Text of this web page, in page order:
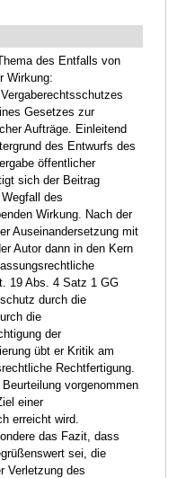
des Entfalls von
Wirkung:
Gesetzes zur
Aufträge. Einleitend
des Entwurfs des
öffentlicher
sich der Beitrag
des
Wirkung. Nach der
Auseinandersetzung mit
Autor dann in den Kern
19 Abs. 4 Satz 1 GG
durch die
die
der
übt er Kritik am
Rechtfertigung.
vorgenommen
einer
erreicht wird.
das Fazit, dass
sei, die
Verletzung des